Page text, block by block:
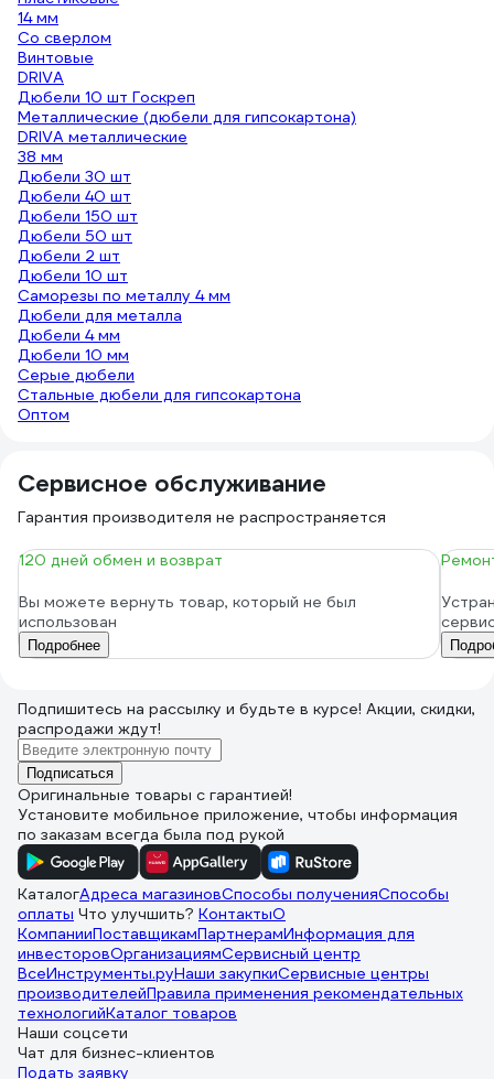
14 мм
Со сверлом
Винтовые
DRIVA
Дюбели 10 шт Госкреп
Металлические (дюбели для гипсокартона)
DRIVA металлические
38 мм
Дюбели 30 шт
Дюбели 40 шт
Дюбели 150 шт
Дюбели 50 шт
Дюбели 2 шт
Дюбели 10 шт
Саморезы по металлу 4 мм
Дюбели для металла
Дюбели 4 мм
Дюбели 10 мм
Серые дюбели
Стальные дюбели для гипсокартона
Оптом
Сервисное обслуживание
Гарантия производителя не распространяется
120 дней обмен и возврат
Вы можете вернуть товар, который не был
использован
Подробнее
Подпишитесь на рассылку и будьте в курсе! Акции, скидки,
распродажи ждут!
Подписаться
Оригинальные товары с гарантией!
Установите мобильное приложение, чтобы информация
по заказам всегда была под рукой
КаталогАдреса магазиновСпособы полученияСпособы
оплаты Что улучшить? КонтактыО
КомпанииПоставщикамПартнерамИнформация для
инвесторовОрганизациямСервисный центр
ВсеИнструменты.руНаши закупкиСервисные центры
производителейПравила применения рекомендательных
технологийКаталог товаров
Наши соцсети
Чат для бизнес-клиентов
Подать заявку